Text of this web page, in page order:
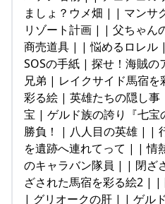
ましょ？ウメ畑 | | マンサ
リゾート計画 | | 父ちゃん
商売道具 | | 悩めるロレル
SOSの手紙 | 探せ！海賊
兄弟 | レイクサイド馬宿
彩る絵 | 英雄たちの隠し
宝 | ゲルド族の誇り『七
勝負！ | 八人目の英雄 | |
を遺跡へ連れてって | | 情
のキャラバン隊員 | | 閉ざ
ざされた馬宿を彩る絵2 | |
| グリオークの肝 | | ゲル